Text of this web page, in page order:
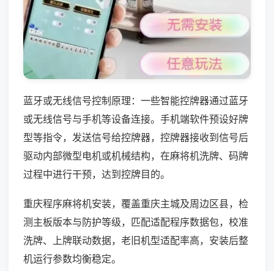
蓝牙或无线信号控制原理：一些智能控牌器通过蓝牙
或无线信号与手机等设备连接。手机端软件预设好牌
型等指令，发送信号给控牌器，控牌器接收到信号后
驱动内部微型电机或机械结构，在麻将机洗牌、码牌
过程中进行干预，达到控牌目的。
重庆程序麻将机安装，覆盖重庆主城及周边区县，检
测主板版本与防护等级，匹配适配程序数据包，校准
洗牌、上牌联动数据，老旧机型适配率高，安装后整
机运行参数均衡稳定。